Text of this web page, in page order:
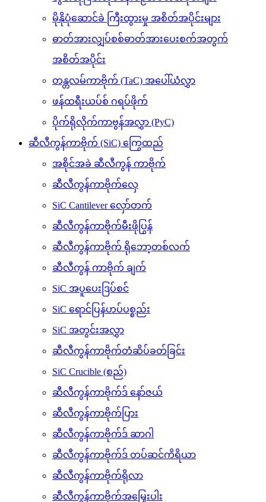
မိုနိုပုံဆောင်ခဲ ကြီးထွားမှု အစိတ်အပိုင်းများ
ဓာတ်အားလျှပ်စစ်ဓာတ်အားပေးစက်အတွက်
အစိတ်အပိုင်း
တန္တလမ်ကာဗိုက် (TaC) အပေါ်ယံလွှာ
ဖန်ထရီးယပ်စ် ဂရပ်ဖိုက်
ပိုက်ရိုလိုက်ကာဗွန်အလွှာ (PyC)
ဆီလီကွန်ကာဗိုက် (SiC) ကြွေထည်
အစိုင်အခဲ ဆီလီကွန် ကာဗိုက်
ဆီလီကွန်ကာဗိုက်လှေ
SiC Cantilever လှော်တက်
ဆီလီကွန်ကာဗိုက်မီးဖိုပြွန်
ဆီလီကွန်ကာဗိုက် ရိုဘော့တစ်လက်
ဆီလီကွန် ကာဗိုက် ချက်
SiC အပူပေးဒြပ်စင်
SiC ရောင်ပြန်ဟပ်ပစ္စည်း
SiC အတွင်းအလွှာ
ဆီလီကွန်ကာဗိုက်တံဆိပ်ခတ်ခြင်း
SiC Crucible (စည်)
ဆီလီကွန်ကာဗိုက်ဒ် နော်ဇယ်
ဆီလီကွန်ကာဗိုက်ပြား
ဆီလီကွန်ကာဗိုက်ဒ် ဆာဂါ
ဆီလီကွန်ကာဗိုက်ဒ် တပ်ဆင်ကိရိယာ
ဆီလီကွန်ကာဗိုက်ရိုလာ
ဆီလီကွန်ကာဗိုက်အမြှေးပါး